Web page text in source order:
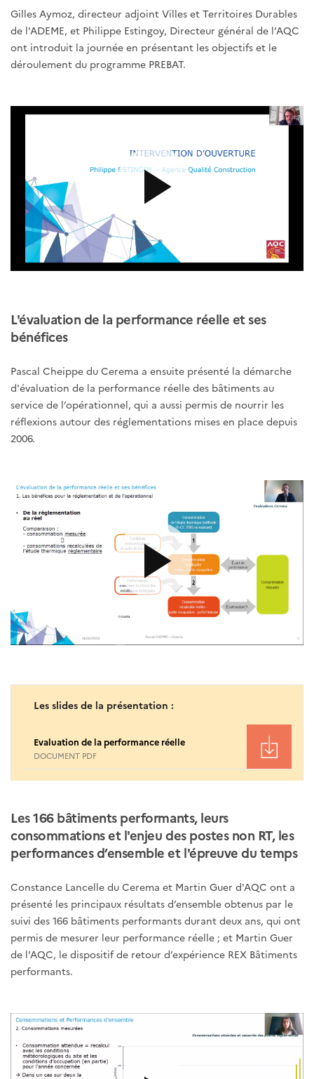
Gilles Aymoz, directeur adjoint Villes et Territoires Durables
de l'ADEME, et Philippe Estingoy, Directeur général de l’AQC
ont introduit la journée en présentant les objectifs et le
déroulement du programme PREBAT.
L'évaluation de la performance réelle et ses
bénéfices
Pascal Cheippe du Cerema a ensuite présenté la démarche
d'évaluation de la performance réelle des bâtiments au
service de l’opérationnel, qui a aussi permis de nourrir les
réflexions autour des réglementations mises en place depuis
2006.
Les slides de la présentation :
Evaluation de la performance réelle
DOCUMENT PDF
Les 166 bâtiments performants, leurs
consommations et l'enjeu des postes non RT, les
performances d’ensemble et l'épreuve du temps
Constance Lancelle du Cerema et Martin Guer d'AQC ont a
présenté les principaux résultats d’ensemble obtenus par le
suivi des 166 bâtiments performants durant deux ans, qui ont
permis de mesurer leur performance réelle ; et Martin Guer
de l'AQC, le dispositif de retour d’expérience REX Bâtiments
performants.